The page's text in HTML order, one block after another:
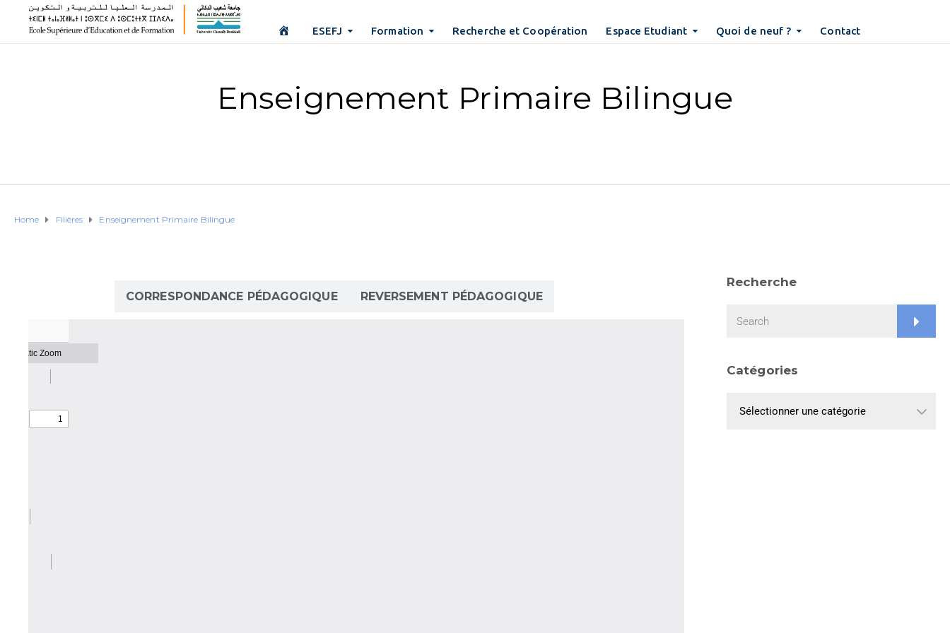
ESEFJ Formation Recherche et Coopération Espace Etudiant Quoi de neuf ? Contact
Enseignement Primaire Bilingue
Home Filières Enseignement Primaire Bilingue
CORRESPONDANCE PÉDAGOGIQUE REVERSEMENT PÉDAGOGIQUE
Recherche
Catégories